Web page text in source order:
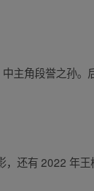
主角段誉之孙。
还有 2022 年王